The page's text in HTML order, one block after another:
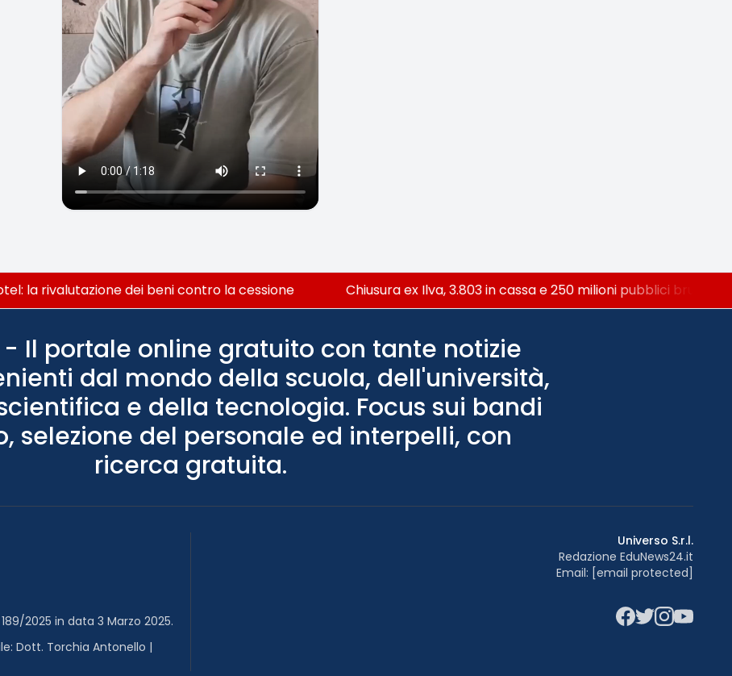
la rivalutazione dei beni contro la cessione Chiusura ex Ilva, 3.803 in cassa e 250 milioni pubblici bruciati
- Il portale online gratuito con tante notizie
dal mondo della scuola, dell'università,
e della tecnologia. Focus sui bandi
selezione del personale ed interpelli, con
ricerca gratuita.
2025 in data 3 Marzo 2025.
Dott. Torchia Antonello |
Universo S.r.l.
Redazione EduNews24.it
Email: [email protected]
Facebook
TwitterInstagram